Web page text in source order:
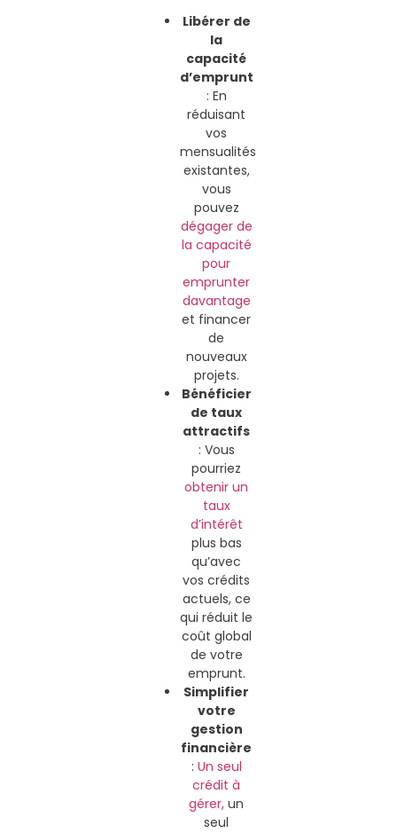
Libérer de
la
capacité
d’emprunt
: En
réduisant
vos
mensualités
existantes,
vous
pouvez
dégager de
la capacité
pour
emprunter
davantage
et financer
de
nouveaux
projets.
Bénéficier
de taux
attractifs
: Vous
pourriez
obtenir un
taux
d’intérêt
plus bas
qu’avec
vos crédits
actuels, ce
qui réduit le
coût global
de votre
emprunt.
Simplifier
votre
gestion
financière
: Un seul
crédit à
gérer, un
seul